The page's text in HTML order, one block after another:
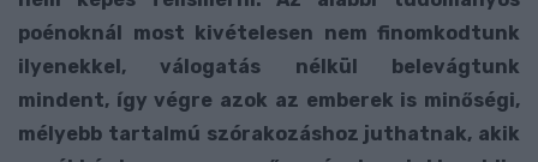
poénoknál most kivételesen nem finomkodtunk
ilyenekkel, válogatás nélkül belevágtunk
mindent, így végre azok az emberek is minőségi,
mélyebb tartalmú szórakozáshoz juthatnak, akik